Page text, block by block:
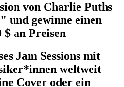
von Charlie Puths
und gewinne einen
$ an Preisen
Jam Sessions mit
weltweit
Cover oder ein